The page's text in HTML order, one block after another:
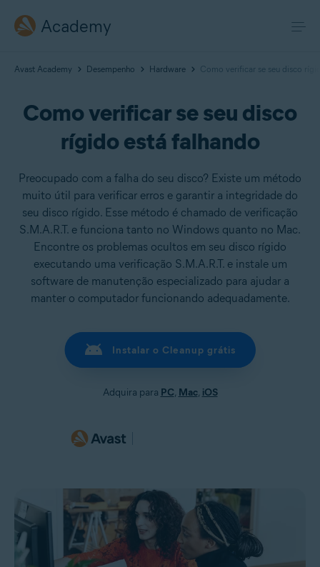
Academy
Avast Academy Desempenho Hardware Como verificar se seu disco
Como verificar se seu disco
rígido está falhando
Preocupado com a falha do seu disco? Existe um método
muito útil para verificar erros e garantir a integridade do
seu disco rígido. Esse método é chamado de verificação
S.M.A.R.T. e funciona tanto no Windows quanto no Mac.
Encontre os problemas ocultos em seu disco rígido
executando uma verificação S.M.A.R.T. e instale um
software de manutenção especializado para ajudar a
manter o computador funcionando adequadamente.
Instalar o Cleanup grátis
Adquira para PC, Mac, iOS